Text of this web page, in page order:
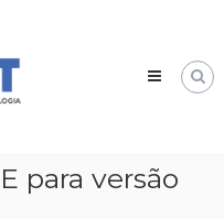
para versão